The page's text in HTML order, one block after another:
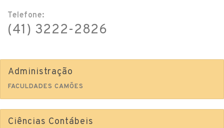
Telefone:
(41) 3222-2826
Administração
FACULDADES CAMÕES
Ciências Contábeis